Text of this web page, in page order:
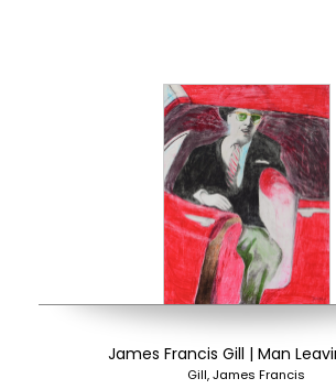
James Francis Gill | Man
Gill, James Francis